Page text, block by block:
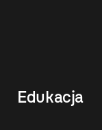
Edukacja